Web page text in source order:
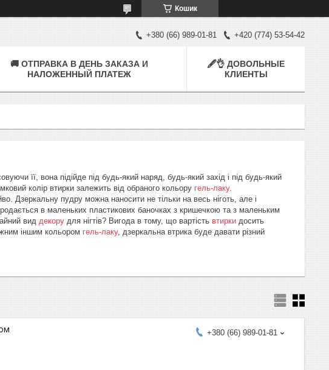
Кошик
+380 (66) 989-01-81 +420 (774) 53-54-42
🚚 ОТПРАВКА В ДЕНЬ ЗАКАЗА И
НАЛОЖЕННЫЙ ПЛАТЕЖ
🖋👌 ДОВОЛЬНЫЕ
КЛИЕНТЫ
її, вона підійде під будь-який наряд, будь-який захід і під будь-який
колір втирки залежить від обраного кольору гель-лаку.
Дзеркальну пудру можна наносити не тільки на весь ніготь, але і
в маленьких пластикових баночках з кришечкою та з маленьким
вид декору для нігтів? Вигода в тому, що вартість втирки досить
іншим кольором гель-лаку, дзеркальна втрика буде давати різний
+380 (66) 989-01-81